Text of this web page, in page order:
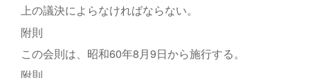
上の議決によらなければならない。
附則
この会則は、昭和60年8月9日から施行する。